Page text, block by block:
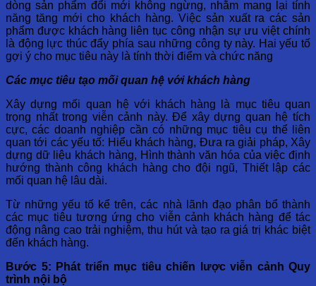
dòng sản phẩm đổi mới không ngừng, nhằm mang lại tính
năng tăng mới cho khách hàng. Việc sản xuất ra các sản
phẩm được khách hàng liên tục công nhận sự ưu việt chính
là động lực thúc đẩy phía sau những công ty này. Hai yếu tố
gợi ý cho mục tiêu này là tính thời điểm và chức năng
Các mục tiêu tạo mối quan hệ với khách hàng
Xây dựng mối quan hệ với khách hàng là mục tiêu quan
trọng nhất trong viễn cảnh này. Để xây dựng quan hệ tích
cực, các doanh nghiệp cần có những mục tiêu cụ thể liên
quan tới các yếu tố: Hiểu khách hàng, Đưa ra giải pháp, Xây
dựng dữ liệu khách hàng, Hình thành văn hóa của việc định
hướng thành công khách hàng cho đội ngũ, Thiết lập các
mối quan hệ lâu dài.
Từ những yếu tố kể trên, các nhà lãnh đạo phân bổ thành
các mục tiêu tương ứng cho viễn cảnh khách hàng để tác
động nâng cao trải nghiệm, thu hút và tạo ra giá trị khác biệt
đến khách hàng.
Bước 5: Phát triển mục tiêu chiến lược viễn cảnh Quy
trình nội bộ